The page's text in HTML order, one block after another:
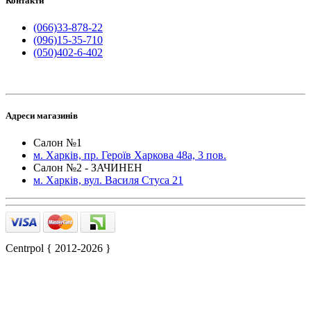
(066)33-878-22
(096)15-35-710
(050)402-6-402
Адреси магазинів
Салон №1
м. Харків, пр. Героїв Харкова 48а, 3 пов.
Салон №2 - ЗАЧИНЕН
м. Харків, вул. Василя Стуса 21
Centrpol { 2012-2026 }